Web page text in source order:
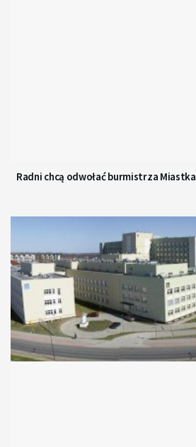
Radni chcą odwołać burmistrza